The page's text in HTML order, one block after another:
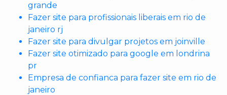
grande
Fazer site para profissionais liberais em rio de
janeiro rj
Fazer site para divulgar projetos em joinville
Fazer site otimizado para google em londrina
pr
Empresa de confianca para fazer site em rio de
janeiro